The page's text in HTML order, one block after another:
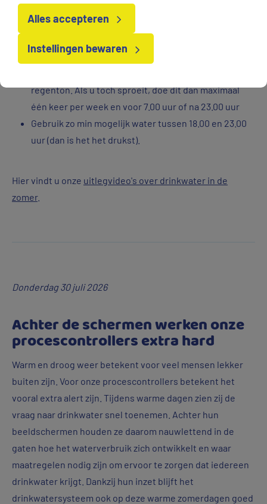
Douche maximaal 5 minuten, één keer per dag.
Vul het zwembadje niet opnieuw. Dek het af en houd
openluchtbad. Kijk op
zwemwater.nl
regenton. Als u toch sproeit, doe dit dan maximaal
één keer per week en voor 7.00 uur of na 23.00 uur
Gebruik zo min mogelijk water tussen 18.00 en 23.00
uur (dan is het het drukst).
Hier vindt u onze uitlegvideo's over drinkwater in de
zomer.
Donderdag 30 juli 2026
Achter de schermen werken onze
procescontrollers extra hard
Warm en droog weer betekent voor veel mensen lekker
buiten zijn. Voor onze procescontrollers betekent het
vooral extra alert zijn. Tijdens warme dagen zien zij de
vraag naar drinkwater snel toenemen. Achter hun
beeldschermen houden ze daarom nauwlettend in de
gaten hoe het waterverbruik zich ontwikkelt en waar
maatregelen nodig zijn om ervoor te zorgen dat iedereen
drinkwater krijgt. Dankzij hun inzet blijft het
drinkwatersysteem ook op deze warme zomerdagen goed
Alles accepteren
Instellingen bewaren